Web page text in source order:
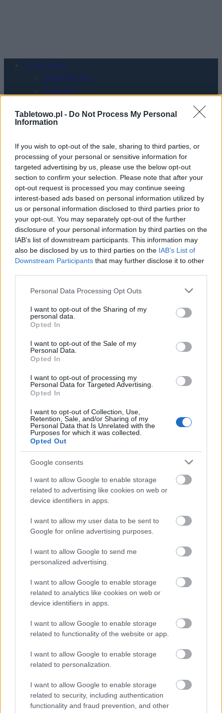
Tabletowo.pl - Do Not Process My Personal
Information
If you wish to opt-out of the sale, sharing to third parties, or
processing of your personal or sensitive information for
targeted advertising by us, please use the below opt-out
section to confirm your selection. Please note that after your
opt-out request is processed you may continue seeing
interest-based ads based on personal information utilized by
us or personal information disclosed to third parties prior to
your opt-out. You may separately opt-out of the further
disclosure of your personal information by third parties on the
IAB’s list of downstream participants. This information may
also be disclosed by us to third parties on the IAB’s List of
Downstream Participants that may further disclose it to other
Please note that this website/app uses one or more Google
not limited to your visit or usage behaviour. You may click to
grant or deny consent to Google and its third-party tags to
use your data for below specified purposes in below Google
consent section.
Personal Data Processing Opt Outs
I want to opt-out of the Sharing of my
personal data.
Opted In
I want to opt-out of the Sale of my
Personal Data.
Opted In
I want to opt-out of processing my
Personal Data for Targeted Advertising.
Opted In
I want to opt-out of Collection, Use,
Retention, Sale, and/or Sharing of my
Personal Data that Is Unrelated with the
Purposes for which it was collected.
Opted Out
Google consents
I want to allow Google to enable storage
related to advertising like cookies on web or
device identifiers in apps.
I want to allow my user data to be sent to
Google for online advertising purposes.
I want to allow Google to send me
personalized advertising.
I want to allow Google to enable storage
related to analytics like cookies on web or
device identifiers in apps.
I want to allow Google to enable storage
related to functionality of the website or app.
I want to allow Google to enable storage
related to personalization.
I want to allow Google to enable storage
related to security, including authentication
functionality and fraud prevention, and other
Urządzenia
SMARTFONY
TABLETY
TV
Porównania
Co kupić
Porady
Promocje
FinTech
Hardware PC
Moto
Gaming
AI
Redakcja
Urządzenia
SMARTFONY
TABLETY
TV
Porównania
Co kupić
Promocje
FinTech
Hardware PC
Moto
AI
Redakcja
Kontakt